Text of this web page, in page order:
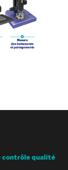
contrôle qualité